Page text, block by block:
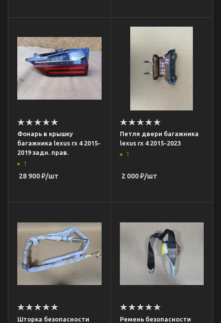
Фонарь в крышку
багажника lexus rx 4 2015-
2019 задн. прав.
1
28 900₽/шт
Петля двери багажника
lexus rx 4 2015-2023
1
2 000₽/шт
Шторка безопасности
Ремень безопасности